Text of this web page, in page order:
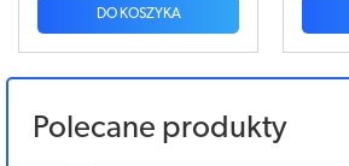
DO KOSZYKA
Polecane produkty